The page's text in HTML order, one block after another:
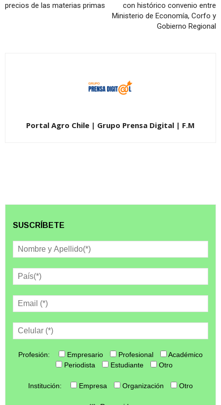
precios de las materias primas
con histórico convenio entre
Ministerio de Economía, Corfo y
Gobierno Regional
Portal Agro Chile | Grupo Prensa Digital | F.M
SUSCRÍBETE
Profesión: Empresario Profesional
Académico
Periodista
Estudiante Otro
Institución: Empresa Organización Otro